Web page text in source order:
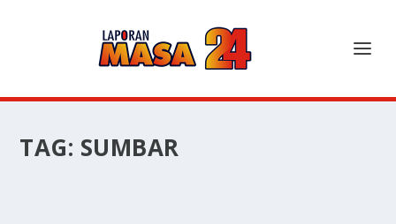
TAG: SUMBAR